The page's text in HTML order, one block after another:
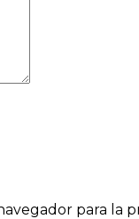
para la